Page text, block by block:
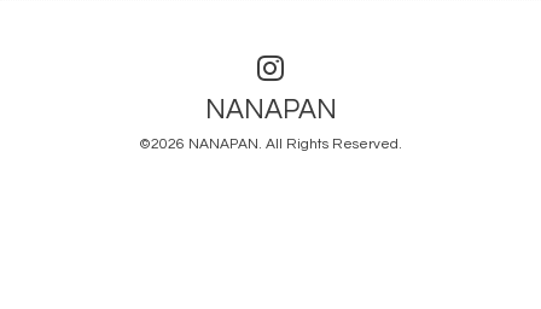
NANAPAN
©2026 NANAPAN. All Rights Reserved.